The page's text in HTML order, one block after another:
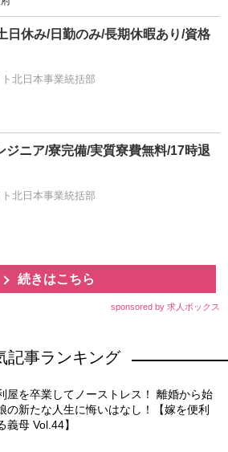
日休み/日勤のみ/長期休暇あり/資格
北日本事業統括部
ジニア/寮完備/実質寮費無料/17時退
北日本事業統括部
続きはこちら
sponsored by 求人ボックス
記事ランキング
屋を卒業してノーストレス！ 離婚から始
の新たな人生に悔いはなし！【嫁を便利
義母 Vol.44】